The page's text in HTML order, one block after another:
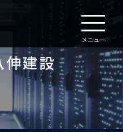
メニュー
伸建設